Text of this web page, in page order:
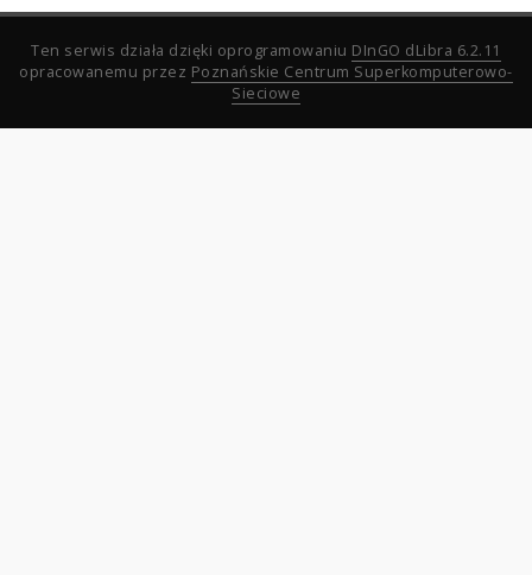
Ten serwis działa dzięki oprogramowaniu DInGO dLibra 6.2.11
opracowanemu przez Poznańskie Centrum Superkomputerowo-
Sieciowe